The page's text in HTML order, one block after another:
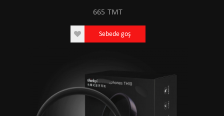
665 TMT
Sebede goş